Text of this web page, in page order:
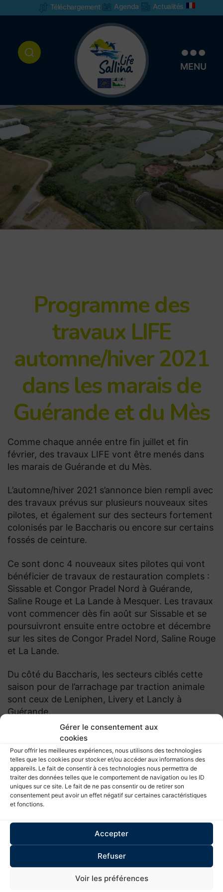
Gérer le consentement aux
cookies
Pour offrir les meilleures expériences, nous utilisons des technologies
telles que les cookies pour stocker et/ou accéder aux informations des
appareils. Le fait de consentir à ces technologies nous permettra de
traiter des données telles que le comportement de navigation ou les ID
uniques sur ce site. Le fait de ne pas consentir ou de retirer son
consentement peut avoir un effet négatif sur certaines caractéristiques
et fonctions.
Accepter
Refuser
Voir les préférences
Téléchargement Agenda Actualités
Life
Sallina
MENU
Programme des
travaux LIFE
automne/hiver 2021
dans les marais de
Guérande et du Mès
Comme chaque année entre fin juillet et fin
février, des travaux LIFE vont être menés dans
les marais de Guérande et du Mès.
L’automne/hiver 2021 s’annonce bien rempli avec
des travaux prévus sur plusieurs nouveaux sites
pilotes, et également sur des secteurs fortement
colonisés par le Baccharis ou encore sur certains
fossés de ceinture.
Ce sont donc 4 nouveaux sites pilotes qui vont
bénéficier de travaux de restauration complets :
Sissable et Congor Pradel Nord à Guérande,
Saline Rouge et La Lande à Mesquer. Les travaux
vont commencer dès fin août sur Sissable et se
poursuivront ensuite entre octobre et décembre
sur les sites de Congor Pradel Nord, Saline Rouge
et La Lande.
Du côté du Baccharis, les secteurs ciblés cette
saison pour de l’arrachage par traction animale
sont ceux de Leniphen, Livery et Lancly à
Guérande.
Enfin, les travaux sur les fossés de ceinture ont
débutés dès fin juillet sur le secteur de la Croix de
Mouzac à Guérande. D’autres fossés devraient
être restaurés d’ici la fin de l’année, notamment
sur les secteurs de la Duchesse et du Marais rond
à Mesquer et de Saillé à Guérande.
←
marais de Guérande et du Mès